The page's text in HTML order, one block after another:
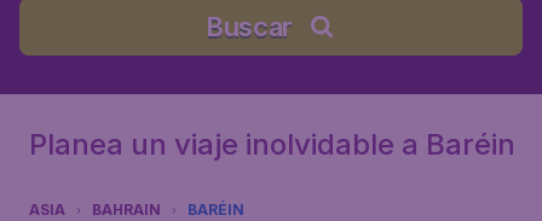
Buscar
Planea un viaje inolvidable a Baréin
ASIA BAHRAIN BARÉIN